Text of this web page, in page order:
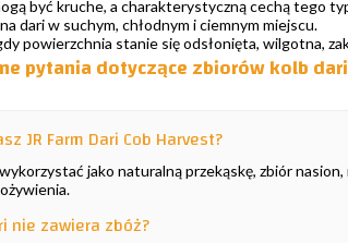
być kruche, a charakterystyczną cechą tego
dari w suchym, chłodnym i ciemnym miejscu.
powierzchnia stanie się odsłonięta, wilgotna,
pytania dotyczące zbiorów kolb dari
JR Farm Dari Cob Harvest?
jako naturalną przekąskę, zbiór
nie zawiera zbóż?